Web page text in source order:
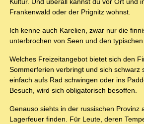
Kultur. Und überall kannst du vor Ort und
Frankenwald oder der Prignitz wohnst.
Ich kenne auch Karelien, zwar nur die
unterbrochen von Seen und den
Welches Freizeitangebot bietet sich den
Sommerferien verbringt und sich schwarz
einfach aufs Rad schwingen oder ins
Besuch, wird sich obligatorisch besoffen.
Genauso siehts in der russischen Provinz
Lagerfeuer finden. Für Leute, deren